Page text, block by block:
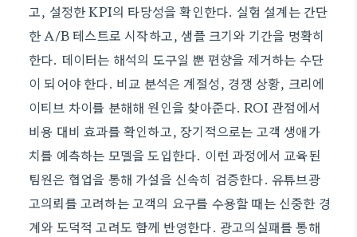
고, 설정한 KPI의 타당성을 확인한다. 실험 설계는 간단
한 A/B 테스트로 시작하고, 샘플 크기와 기간을 명확히
한다. 데이터는 해석의 도구일 뿐 편향을 제거하는 수단
이 되어야 한다. 비교 분석은 계절성, 경쟁 상황, 크리에
이티브 차이를 분해해 원인을 찾아준다. ROI 관점에서
비용 대비 효과를 확인하고, 장기적으로는 고객 생애가
치를 예측하는 모델을 도입한다. 이런 과정에서 교육된
팀원은 협업을 통해 가설을 신속히 검증한다. 유튜브광
고의뢰를 고려하는 고객의 요구를 수용할 때는 신중한 경
계와 도덕적 고려도 함께 반영한다. 광고의실패를 통해